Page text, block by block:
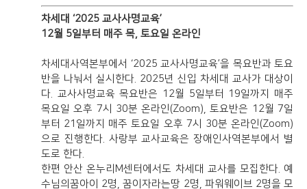
차세대 ‘2025 교사사명교육’
12월 5일부터 매주 목, 토요일 온라인
차세대사역본부에서 ‘2025 교사사명교육’을 목요반과 토요
반을 나눠서 실시한다. 2025년 신입 차세대 교사가 대상이
다. 교사사명교육 목요반은 12월 5일부터 19일까지 매주
목요일 오후 7시 30분 온라인(Zoom), 토요반은 12월 7일
부터 21일까지 매주 토요일 오후 7시 30분 온라인(Zoom)
으로 진행한다. 사랑부 교사교육은 장애인사역본부에서 별
도로 한다.
한편 안산 온누리M센터에서도 차세대 교사를 모집한다. 예
수님의꿈아이 2명, 꿈이자라는땅 2명, 파워웨이브 2명을 모